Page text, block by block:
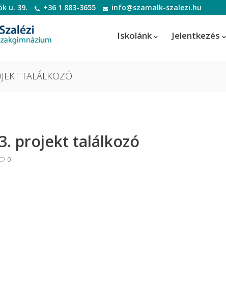
u. 39. +36 1 883-3655 info@szamalk-szalezi.hu
Iskolánk Jelentkezés
és
Digitális festő és média designer
TALÁLKOZÓ
projekt találkozó
0